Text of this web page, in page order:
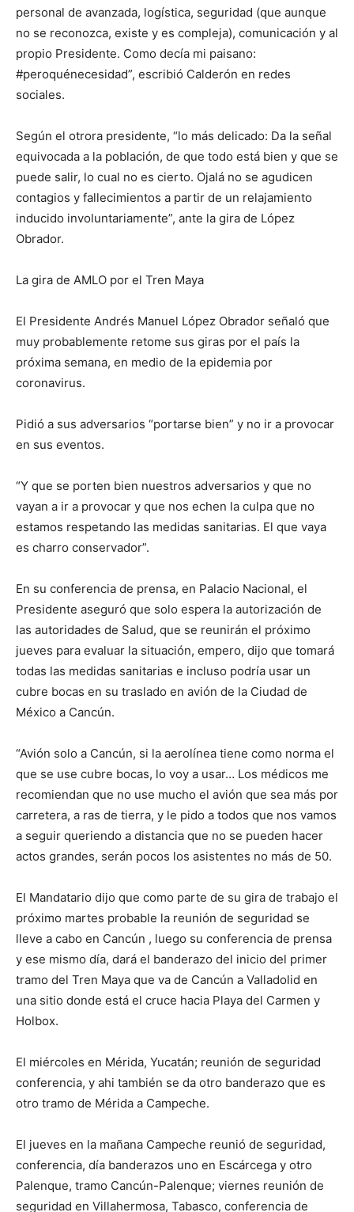
personal de avanzada, logística, seguridad (que aunque
no se reconozca, existe y es compleja), comunicación y al
propio Presidente. Como decía mi paisano:
#peroquénecesidad”, escribió Calderón en redes
sociales.
Según el otrora presidente, “lo más delicado: Da la señal
equivocada a la población, de que todo está bien y que se
puede salir, lo cual no es cierto. Ojalá no se agudicen
contagios y fallecimientos a partir de un relajamiento
inducido involuntariamente”, ante la gira de López
Obrador.
La gira de AMLO por el Tren Maya
El Presidente Andrés Manuel López Obrador señaló que
muy probablemente retome sus giras por el país la
próxima semana, en medio de la epidemia por
coronavirus.
Pidió a sus adversarios “portarse bien” y no ir a provocar
en sus eventos.
“Y que se porten bien nuestros adversarios y que no
vayan a ir a provocar y que nos echen la culpa que no
estamos respetando las medidas sanitarias. El que vaya
es charro conservador”.
En su conferencia de prensa, en Palacio Nacional, el
Presidente aseguró que solo espera la autorización de
las autoridades de Salud, que se reunirán el próximo
jueves para evaluar la situación, empero, dijo que tomará
todas las medidas sanitarias e incluso podría usar un
cubre bocas en su traslado en avión de la Ciudad de
México a Cancún.
“Avión solo a Cancún, si la aerolínea tiene como norma el
que se use cubre bocas, lo voy a usar… Los médicos me
recomiendan que no use mucho el avión que sea más por
carretera, a ras de tierra, y le pido a todos que nos vamos
a seguir queriendo a distancia que no se pueden hacer
actos grandes, serán pocos los asistentes no más de 50.
El Mandatario dijo que como parte de su gira de trabajo el
próximo martes probable la reunión de seguridad se
lleve a cabo en Cancún , luego su conferencia de prensa
y ese mismo día, dará el banderazo del inicio del primer
tramo del Tren Maya que va de Cancún a Valladolid en
una sitio donde está el cruce hacia Playa del Carmen y
Holbox.
El miércoles en Mérida, Yucatán; reunión de seguridad
conferencia, y ahi también se da otro banderazo que es
otro tramo de Mérida a Campeche.
El jueves en la mañana Campeche reunió de seguridad,
conferencia, día banderazos uno en Escárcega y otro
Palenque, tramo Cancún-Palenque; viernes reunión de
seguridad en Villahermosa, Tabasco, conferencia de